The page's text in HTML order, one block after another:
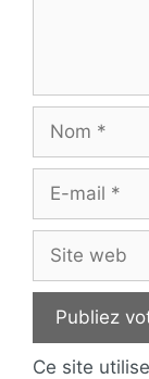
Nom
Site
web
Ce site